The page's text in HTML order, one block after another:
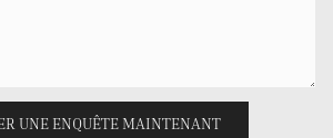
UNE ENQUÊTE MAINTENANT